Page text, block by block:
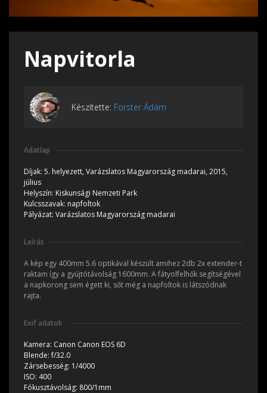
Napvitorla
Készítette: Forster Ádám
Adatlap
Díjak: 5. helyezett, Varázslatos Magyarország madarai, 2015,
július
Helyszín: Kiskunsági Nemzeti Park
Kulcsszavak: napfoltok
Pályázat: Varázslatos Magyarország madarai
Leírás
A kép egy 400mm 5.6 optikával készült amihez 2db 2x extender-t
raktam így a gyújtótávolság 1600mm. A fátyolfelhők segítségével
a napkorong sem égett ki, sőt még a napfoltok is látszódnak
rajta.
Exif adatok
Kamera: Canon Canon EOS 6D
Blende:f/32.0
Zársebesség: 1/4000
ISO: 400
Fókusztávolság: 800/1mm